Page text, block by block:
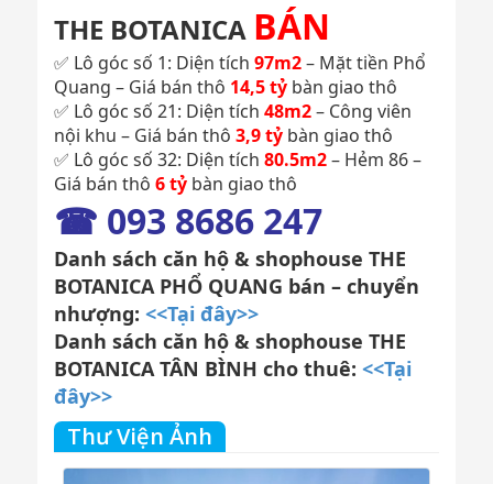
THE BOTANICA BÁN
✅ Lô góc số 1: Diện tích 97m2– Mặt tiền Phổ
Quang – Giá bán thô 14,5 tỷ bàn giao thô
✅ Lô góc số 21: Diện tích 48m2– Công viên
nội khu – Giá bán thô 3,9 tỷ bàn giao thô
✅ Lô góc số 32: Diện tích 80.5m2– Hẻm 86 –
Giá bán thô 6 tỷ bàn giao thô
☎ 093 8686 247
Danh sách căn hộ & shophouse THE
BOTANICA PHỔ QUANG bán – chuyển
nhượng: <<Tại đây>>
Danh sách căn hộ & shophouse THE
BOTANICA TÂN BÌNH cho thuê: <<Tại
đây>>
Thư Viện Ảnh